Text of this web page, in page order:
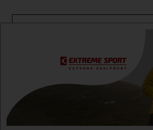
Информация
Екстрем спорт ЕООД,
гр. София, Овча купел, ул.692,
гр.София,бул. Дондуков 42,